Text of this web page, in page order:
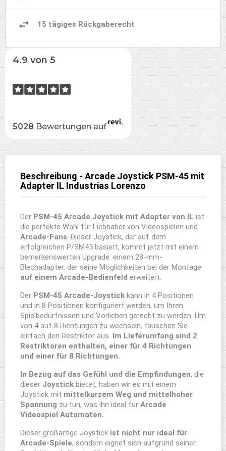
15 tägiges Rückgaberecht
4.9 von 5
5028 Bewertungen auf
Beschreibung - Arcade Joystick PSM-45 mit
Adapter IL Industrias Lorenzo
Der PSM-45 Arcade Joystick mit Adapter von IL ist
die perfekte Wahl für Liebhaber von Videospielen und
Arcade-Fans. Dieser Joystick, der auf dem
erfolgreichen P/SM45 basiert, kommt jetzt mit einem
bemerkenswerten Upgrade: einem 28-mm-
Blechadapter, der seine Möglichkeiten bei der Montage
auf einem Arcade-Bedienfeld erweitert.
Der PSM-45 Arcade-Joystick kann in 4 Positionen
und in 8 Positionen konfiguriert werden, um Ihren
Spielbedürfnissen und Vorlieben gerecht zu werden. Um
von 4 auf 8 Richtungen zu wechseln, tauschen Sie
einfach den Restriktor aus. Im Lieferumfang sind 2
Restriktoren enthalten, einer für 4 Richtungen
und einer für 8 Richtungen.
In Bezug auf das Gefühl und die Empfindungen, die
dieser Joystick bietet, haben wir es mit einem
Joystick mit mittelkurzem Weg und mittelhoher
Spannung zu tun, was ihn ideal für Arcade
Videospiel Automaten.
Dieser großartige Joystick ist nicht nur ideal für
Arcade-Spiele, sondern eignet sich aufgrund seiner